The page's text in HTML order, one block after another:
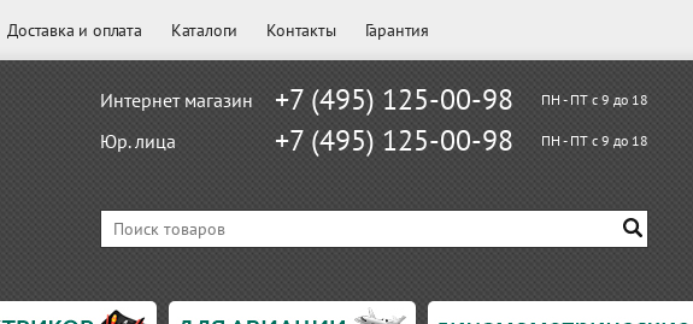
Доставка и оплата Каталоги Контакты Гарантия
Интернет магазин +7 (495) 125-00-98 ПН - ПТ с 9 до 18
Юр. лица +7 (495) 125-00-98 ПН - ПТ с 9 до 18